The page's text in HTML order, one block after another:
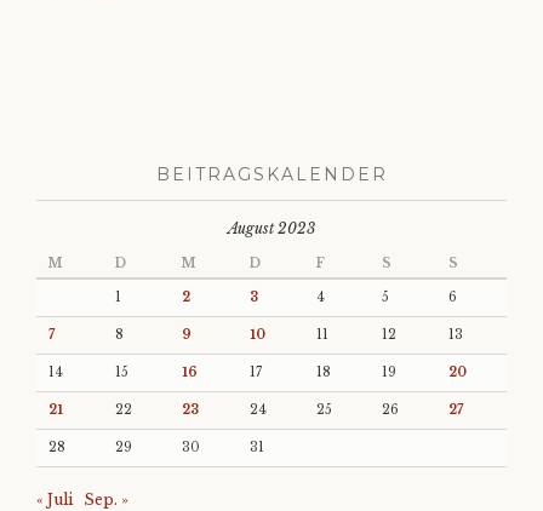
BEITRAGSKALENDER
August 2023
M D M D F S S
1 2 3 4 5 6
7 8 9 10 11 12 13
14 15 16 17 18 19 20
21 22 23 24 25 26 27
28 29 30 31
« Juli Sep. »